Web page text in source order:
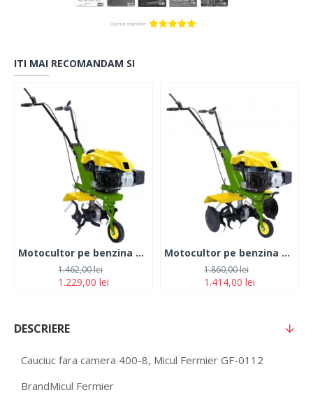
ITI MAI RECOMANDAM SI
Motocultor pe benzina 4 CP, 4 timpi, PartnerPro PT1
1.229,00 lei
1.462,00 lei
Motocultor pe benzina 6.3 CP, 4 timpi, PartnerPro PT2
1.414,00 lei
1.860,00 lei
DESCRIERE
Cauciuc fara camera 400-8, Micul Fermier GF-0112
BrandMicul Fermier